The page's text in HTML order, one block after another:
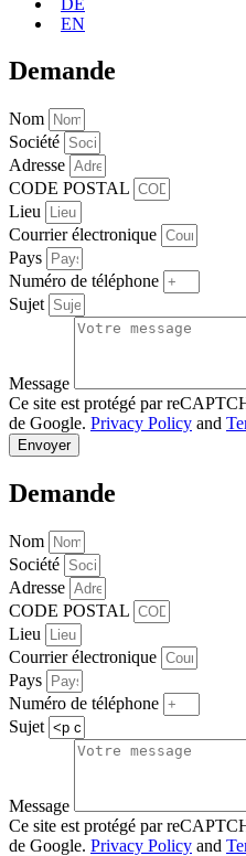
DE
EN
Demande
Nom
Société
Adresse
CODE POSTAL
Lieu
Courrier électronique
Pays
Numéro de téléphone
Sujet
Message
Ce site est protégé par
de Google. Privacy Policy and
Envoyer
Demande
Nom
Société
Adresse
CODE POSTAL
Lieu
Courrier électronique
Pays
Numéro de téléphone
Sujet
Message
Ce site est protégé par
de Google. Privacy Policy and